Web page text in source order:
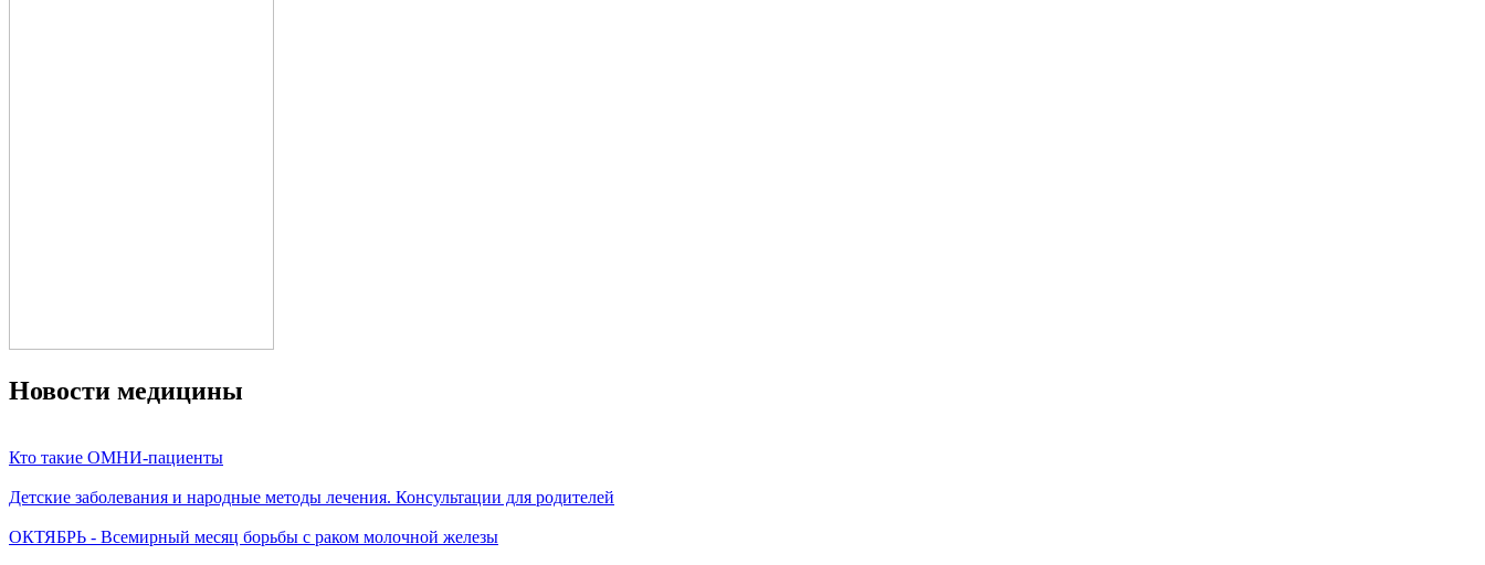
Новости медицины
Кто такие ОМНИ-пациенты
Детские заболевания и народные методы лечения. Консультации для родителей
ОКТЯБРЬ - Всемирный месяц борьбы с раком молочной железы